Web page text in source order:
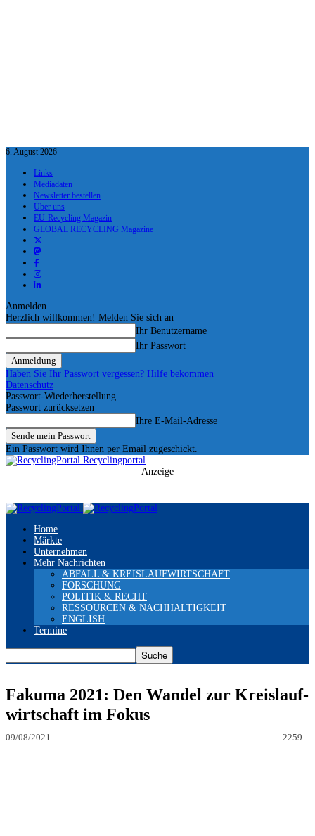
6. August 2026
Links
Mediadaten
Newsletter bestellen
Über uns
EU-Recycling Magazin
GLOBAL RECYCLING Magazine
Anmelden
Herzlich willkommen! Melden Sie sich an
Ihr Benutzername
Ihr Passwort
Haben Sie Ihr Passwort vergessen? Hilfe bekommen
Datenschutz
Passwort-Wiederherstellung
Passwort zurücksetzen
Ihre E-Mail-Adresse
Ein Passwort wird Ihnen per Email zugeschickt.
Recyclingportal
Anzeige
Home
Märkte
Unternehmen
Mehr Nachrichten
ABFALL & KREISLAUFWIRTSCHAFT
FORSCHUNG
POLITIK & RECHT
RESSOURCEN & NACHHALTIGKEIT
ENGLISH
Termine
Fakuma 2021: Den Wandel zur Kreislauf-
wirtschaft im Fokus
09/08/2021 2259